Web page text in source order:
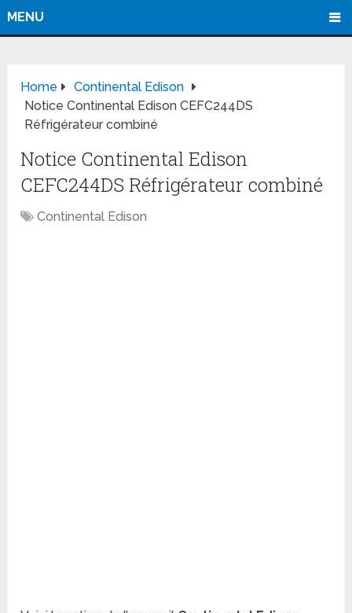
MENU
Home
Continental Edison
Notice Continental Edison CEFC244DS
Réfrigérateur combiné
Notice Continental Edison
CEFC244DS Réfrigérateur combiné
Continental Edison